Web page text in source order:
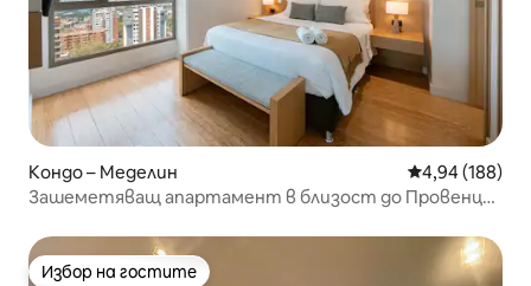
Кондо – Меделин Средна
4,94 (188)
Зашеметяващ апартамент в близост до Провенца
Избор на гостите